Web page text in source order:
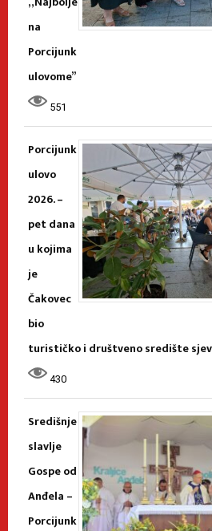
na
Porcijunk
ulovome”
551
Porcijunk
ulovo
2026. –
pet dana
u kojima
je
Čakovec
bio
turističko i društveno središte
430
Središnje
slavlje
Gospe od
Anđela –
Porcijunk